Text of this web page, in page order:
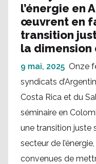
l’énergie en
œuvrent en
transition
la dimension
9 mai, 2025 Onze
syndicats
Costa Rica et du
séminaire en
une transition juste
secteur de
convenues de